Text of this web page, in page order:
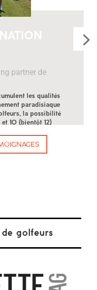
partner de
les qualités
paradisiaque
la possibilité
10 (bientôt 12)
de golfeurs